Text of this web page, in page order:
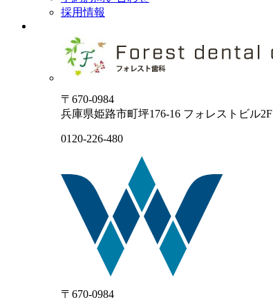
採用情報
〒670-0984
兵庫県姫路市町坪176-16 フォレストビル2F
0120-226-480
〒670-0984